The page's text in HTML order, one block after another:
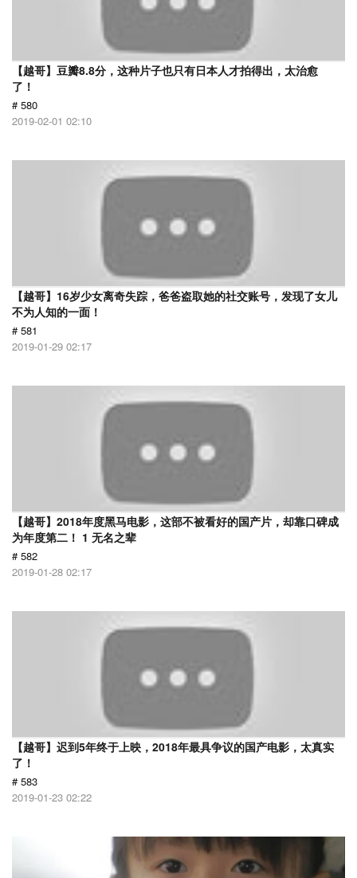
【越哥】豆瓣8.8分，这种片子也只有日本人才拍得出，太治愈
了！
# 580
2019-02-01 02:10
【越哥】16岁少女离奇失踪，爸爸盗取她的社交账号，发现了女儿
不为人知的一面！
# 581
2019-01-29 02:17
【越哥】2018年度黑马电影，这部不被看好的国产片，却靠口碑成
为年度第二！ 1 无名之辈
# 582
2019-01-28 02:17
【越哥】迟到5年终于上映，2018年最具争议的国产电影，太真实
了！
# 583
2019-01-23 02:22